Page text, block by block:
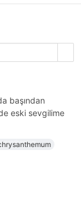
başından
eski sevgilime